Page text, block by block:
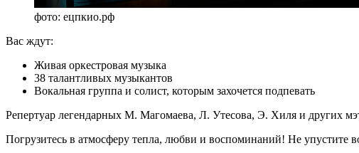
фото: ецпкио.рф
Вас ждут:
Живая оркестровая музыка
38 талантливых музыкантов
Вокальная группа и солист, которым захочется подпевать
Репертуар легендарных М. Магомаева, Л. Утесова, Э. Хиля и других
Погрузитесь в атмосферу тепла, любви и воспоминаний! Не упустите